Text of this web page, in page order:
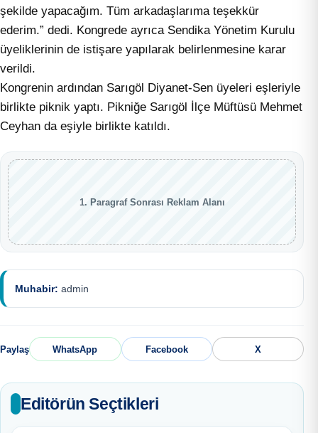
şekilde yapacağım. Tüm arkadaşlarıma teşekkür
ederim.” dedi. Kongrede ayrıca Sendika Yönetim Kurulu
üyeliklerinin de istişare yapılarak belirlenmesine karar
verildi.
Kongrenin ardından Sarıgöl Diyanet-Sen üyeleri eşleriyle
birlikte piknik yaptı. Pikniğe Sarıgöl İlçe Müftüsü Mehmet
Ceyhan da eşiyle birlikte katıldı.
1. Paragraf Sonrası Reklam Alanı
Muhabir: admin
Paylaş WhatsApp Facebook X
Editörün Seçtikleri